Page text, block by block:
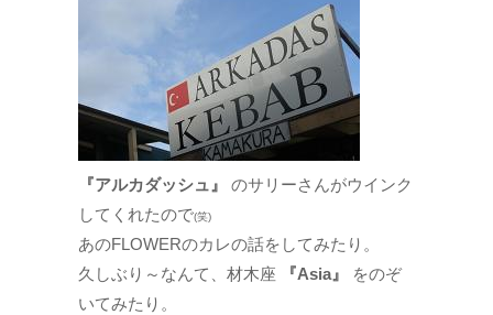
『アルカダッシュ』
のサリーさんがウインク
してくれたので(笑)
あのFLOWERのカレの話をしてみたり。
久しぶり～なんて、材木座
『Asia』
をのぞ
いてみたり。